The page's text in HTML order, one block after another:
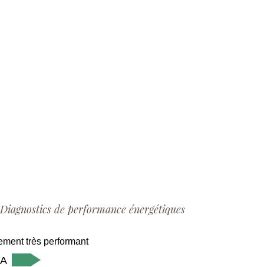
Diagnostics de performance énergétiques
très performant
A